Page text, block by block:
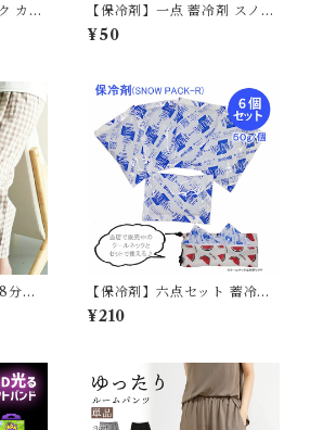
カッ
ス ト
肌
フィ
56
【保冷剤】一点 蓄冷剤 スノー
パック 50g ペットクールネッ
ク用
¥50
分丈
部屋
ーム
優し
スイ
【保冷剤】六点セット 蓄冷剤
スノーパック 50g ペットクー
ルネック用
¥210